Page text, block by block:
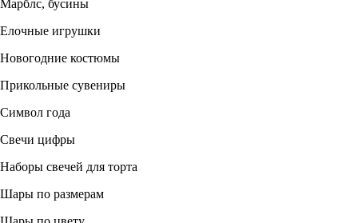
Марблс, бусины
Елочные игрушки
Новогодние костюмы
Прикольные сувениры
Символ года
Свечи цифры
Наборы свечей для торта
Шары по размерам